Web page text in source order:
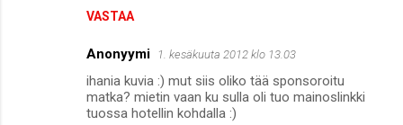
VASTAA
Anonyymi 1. kesäkuuta 2012 klo 13.03
ihania kuvia :) mut siis oliko tää sponsoroitu
matka? mietin vaan ku sulla oli tuo mainoslinkki
tuossa hotellin kohdalla :)